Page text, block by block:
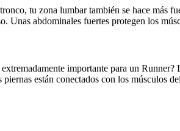
tu zona lumbar también se hace más
Unas abdominales fuertes protegen los
importante para un
están conectados con los músculos